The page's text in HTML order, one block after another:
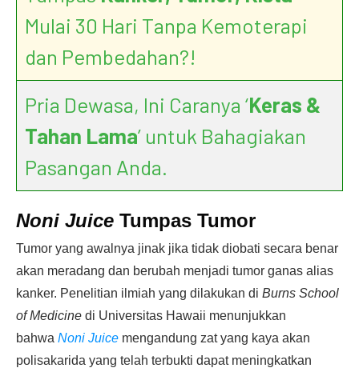
Mulai 30 Hari Tanpa Kemoterapi
dan Pembedahan?!
Pria Dewasa, Ini Caranya ‘Keras &
Tahan Lama’ untuk Bahagiakan
Pasangan Anda.
Noni Juice Tumpas Tumor
Tumor yang awalnya jinak jika tidak diobati secara benar
akan meradang dan berubah menjadi tumor ganas alias
kanker. Penelitian ilmiah yang dilakukan di Burns School
of Medicine di Universitas Hawaii menunjukkan
bahwa Noni Juice mengandung zat yang kaya akan
polisakarida yang telah terbukti dapat meningkatkan